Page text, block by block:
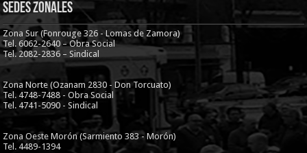
Sedes Zonales
Zona Sur (Fonrouge 326 - Lomas de Zamora)
Tel. 6062-2640 – Obra Social
Tel. 2082-2836 – Sindical
Zona Norte (Ozanam 2830 - Don Torcuato)
Tel. 4748-7488 - Obra Social
Tel. 4741-5090 - Sindical
Zona Oeste Morón (Sarmiento 383 - Morón)
Tel. 4489-1394